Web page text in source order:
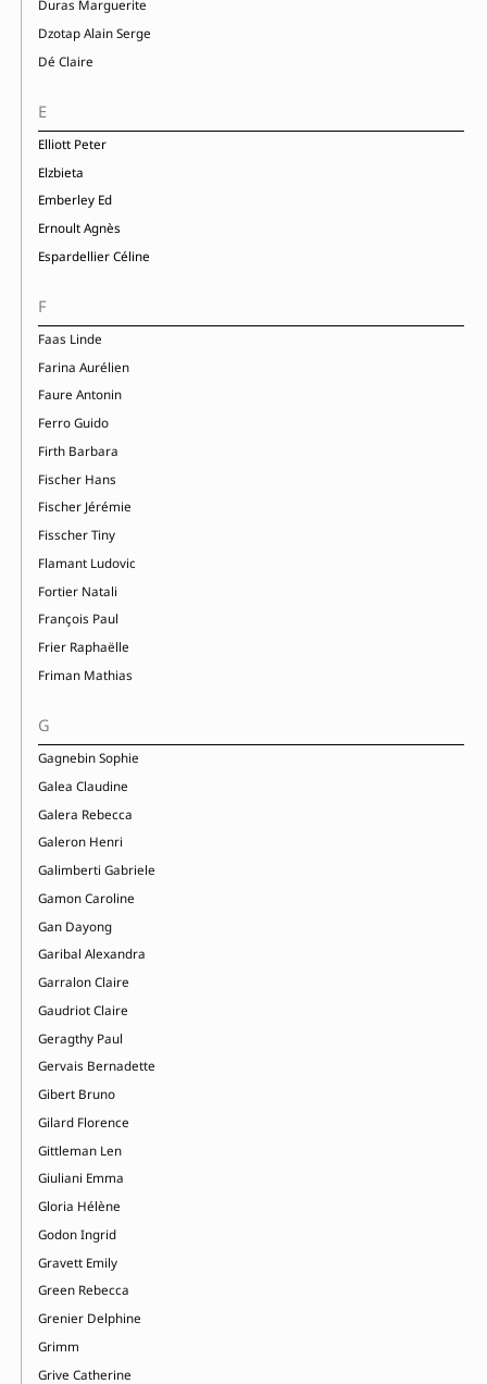
Duras Marguerite
Dzotap Alain Serge
Dé Claire
E
Elliott Peter
Elzbieta
Emberley Ed
Ernoult Agnès
Espardellier Céline
F
Faas Linde
Farina Aurélien
Faure Antonin
Ferro Guido
Firth Barbara
Fischer Hans
Fischer Jérémie
Fisscher Tiny
Flamant Ludovic
Fortier Natali
François Paul
Frier Raphaëlle
Friman Mathias
G
Gagnebin Sophie
Galea Claudine
Galera Rebecca
Galeron Henri
Galimberti Gabriele
Gamon Caroline
Gan Dayong
Garibal Alexandra
Garralon Claire
Gaudriot Claire
Geragthy Paul
Gervais Bernadette
Gibert Bruno
Gilard Florence
Gittleman Len
Giuliani Emma
Gloria Hélène
Godon Ingrid
Gravett Emily
Green Rebecca
Grenier Delphine
Grimm
Grive Catherine